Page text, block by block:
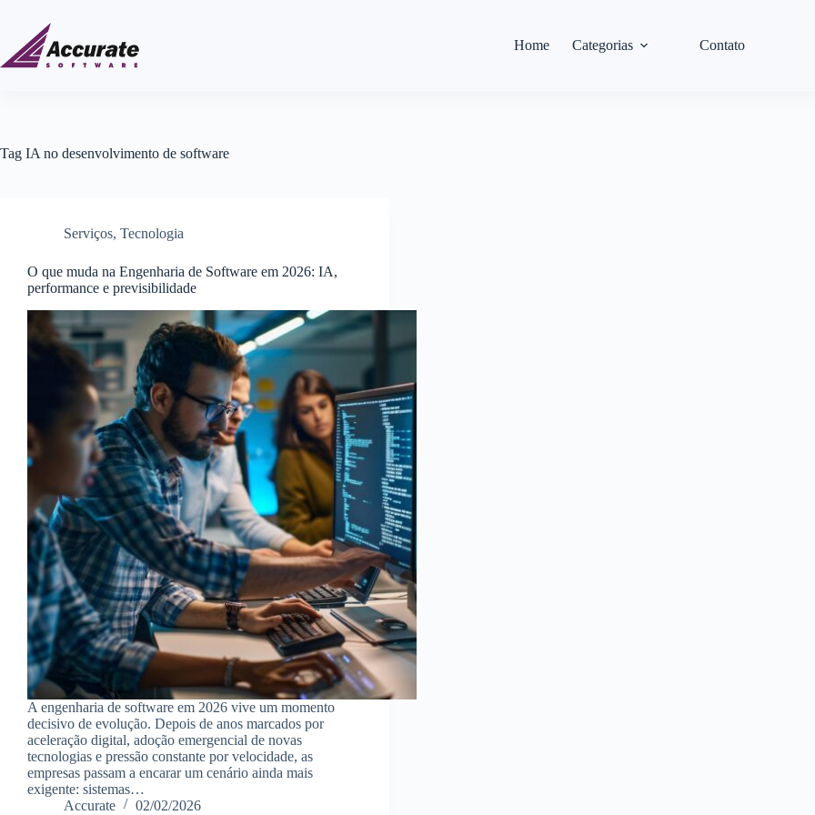
Home Categorias Contato
Tag IA no desenvolvimento de software
Serviços, Tecnologia
O que muda na Engenharia de Software em 2026: IA,
performance e previsibilidade
A engenharia de software em 2026 vive um momento
decisivo de evolução. Depois de anos marcados por
aceleração digital, adoção emergencial de novas
tecnologias e pressão constante por velocidade, as
empresas passam a encarar um cenário ainda mais
exigente: sistemas…
Accurate
02/02/2026